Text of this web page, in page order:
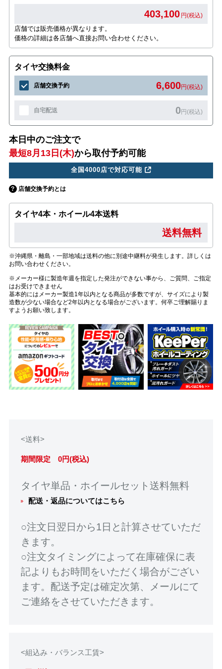
403,100 円(税込)
店舗では販売価格が異なります。
価格の詳細は各店舗へ直接お問い合わせください。
タイヤ交換料金
店舗交換予約 6,600円(税込)
自宅配送 0円(税込)
本日中のご注文で
最短8月13日(木)から取付予約可能
全国4000店で対応可能
店舗交換予約とは
タイヤ4本・ホイール4本送料
送料無料
※沖縄県・離島・一部地域は送料の他に別途中継料が発生します。詳しくは
お問い合わせください。
※メーカー様に製造年週を指定した発注ができない事から、ご質問、ご指定
はお受けできません
基本的にはメーカー製造1年以内となる商品が多数ですが、サイズにより製
造数が少ない場合など2年以内となる場合がございます。何卒ご理解賜りま
すようお願い致します。
<送料>
期間限定 0円(税込)
タイヤ単品・ホイールセット送料無料
配送・返品についてはこちら
○注文日翌日から1日と計算させていただ
きます。
○注文タイミングによって在庫確保に表
記よりもお時間をいただく場合がござい
ます。配送予定は確定次第、メールにて
ご連絡をさせていただきます。
<組込み・バランス工賃>